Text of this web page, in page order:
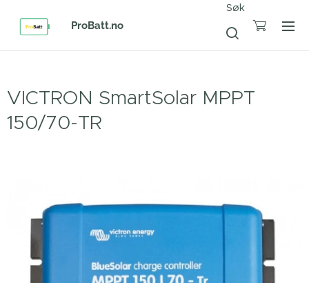
ProBatt.no
Søk
VICTRON SmartSolar MPPT
150/70-TR